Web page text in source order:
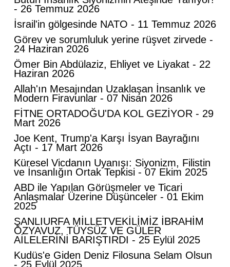
- 26 Temmuz 2026
İsrail'in gölgesinde NATO - 11 Temmuz 2026
Görev ve sorumluluk yerine rüşvet zirvede -
24 Haziran 2026
​Ömer Bin Abdülaziz, Ehliyet ve Liyakat - 22
Haziran 2026
​Allah'ın Mesajından Uzaklaşan İnsanlık ve
Modern Firavunlar - 07 Nisan 2026
FİTNE ORTADOĞU'DA KOL GEZİYOR - 29
Mart 2026
​Joe Kent, Trump'a Karşı İsyan Bayrağını
Açtı - 17 Mart 2026
Küresel Vicdanın Uyanışı: Siyonizm, Filistin
ve İnsanlığın Ortak Tepkisi - 07 Ekim 2025
ABD ile Yapılan Görüşmeler ve Ticari
Anlaşmalar Üzerine Düşünceler - 01 Ekim
2025
ŞANLIURFA MİLLETVEKİLİMİZ İBRAHİM
ÖZYAVUZ, TÜYSÜZ VE GÜLER
AİLELERİNİ BARIŞTIRDI - 25 Eylül 2025
Kudüs'e Giden Deniz Filosuna Selam Olsun
- 25 Eylül 2025